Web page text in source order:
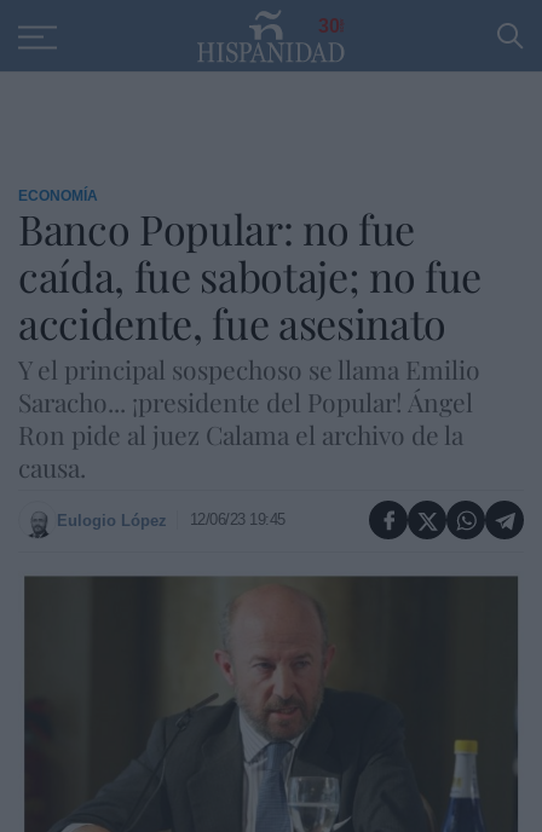
30
ECONOMÍA
Banco Popular: no fue
caída, fue sabotaje; no fue
accidente, fue asesinato
Y el principal sospechoso se llama Emilio
Saracho... ¡presidente del Popular! Ángel
Ron pide al juez Calama el archivo de la
causa.
Eulogio López 12/06/23 19:45